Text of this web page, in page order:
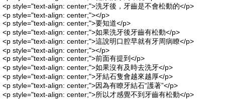
<p style="text-align: center;">洗牙後，牙齒是不會松動的</p>
<p style="text-align: center;"></p>
<p style="text-align: center;">要知道</p>
<p style="text-align: center;">如果洗牙後牙齒有松動</p>
<p style="text-align: center;">這說明口腔早就有牙周病瞭</p>
<p style="text-align: center;"></p>
<p style="text-align: center;">前面有提到</p>
<p style="text-align: center;">如果沒有及時去洗牙</p>
<p style="text-align: center;">牙結石隻會越來越厚</p>
<p style="text-align: center;">因為有瞭牙結石“護著”</p>
<p style="text-align: center;">所以才感覺不到牙齒有松動</p>